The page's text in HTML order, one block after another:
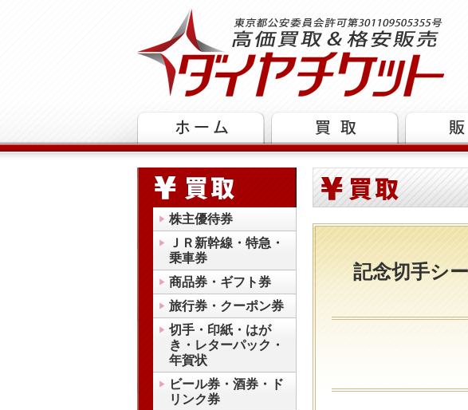
株主優待券
ＪＲ新幹線・特急・
乗車券
商品券・ギフト券
旅行券・クーポン券
切手・印紙・はが
き・レターパック・
年賀状
ビール券・酒券・ド
リンク券
記念切手シ